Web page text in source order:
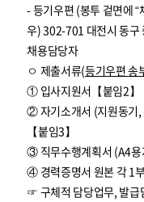
- 등기우편 (봉투 겉면에 “
우) 302-701 대전시 동구
채용담당자
ㅇ 제출서류(등기우편 송
① 입사지원서【붙임2】
② 자기소개서 (지원동기,
【붙임3】
③ 직무수행계획서 (A4용
④ 경력증명서 원본 각 1
☞ 구체적 담당업무, 발급